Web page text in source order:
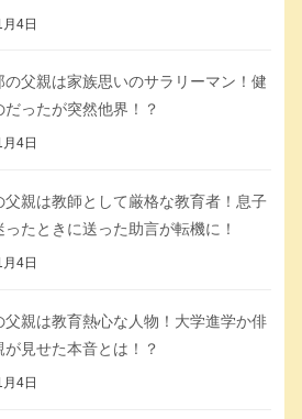
4日
の父親は家族思いのサラリーマン！健
だったが突然他界！？
4日
父親は教師として厳格な教育者！息子
たときに送った助言が転機に！
4日
父親は教育熱心な人物！大学進学か俳
が見せた本音とは！？
4日